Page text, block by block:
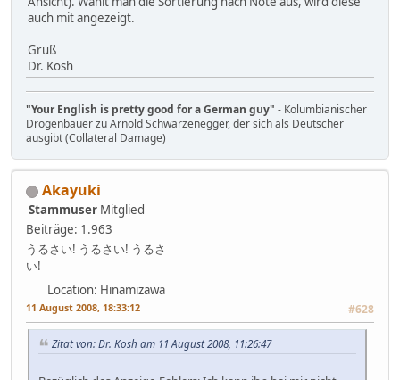
auch mit angezeigt.
Gruß
Dr. Kosh
"Your English is pretty good for a German guy" - Kolumbianischer
Drogenbauer zu Arnold Schwarzenegger, der sich als Deutscher
ausgibt (Collateral Damage)
Akayuki
Stammuser Mitglied
Beiträge: 1.963
うるさい! うるさい! うるさ
い!
Location: Hinamizawa
11 August 2008, 18:33:12 #628
Zitat von: Dr. Kosh am 11 August 2008, 11:26:47